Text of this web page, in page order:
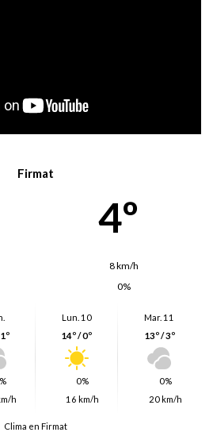
Firmat
4º
8 km/h
0%
h
Lun. 10
14º / 0º
0%
16 km/h
Mar. 11
13º / 3º
0%
20 km/h
Clima en Firmat